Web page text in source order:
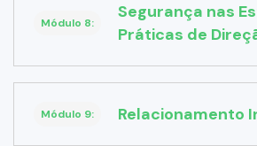
Módulo 8:
Segurança nas
Práticas de
Módulo 9: Relacionamento